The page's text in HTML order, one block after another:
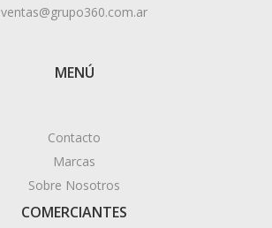
ventas@grupo360.com.ar
MENÚ
Contacto
Marcas
Sobre Nosotros
COMERCIANTES